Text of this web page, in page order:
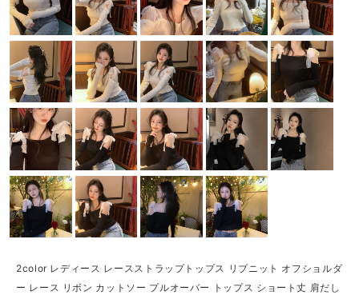
2color レディース レースストラップトップス リブニット オフショルダ
ー レース リボン カットソー プルオーバー トップス ショート丈 肩だし